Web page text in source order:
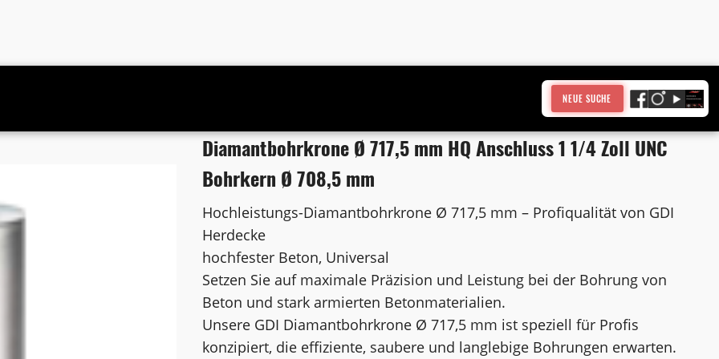
NEUE SUCHE
1 1/4 Zoll UNC Bohrkern Ø 708,5 mm
Diamantbohrkrone Ø 717,5 mm HQ Anschluss 1 1/4 Zoll UNC
Bohrkern Ø 708,5 mm
Hochleistungs-Diamantbohrkrone Ø 717,5 mm – Profiqualität von GDI
Herdecke
hochfester Beton, Universal
Setzen Sie auf maximale Präzision und Leistung bei der Bohrung von
Beton und stark armierten Betonmaterialien.
Unsere GDI Diamantbohrkrone Ø 717,5 mm ist speziell für Profis
konzipiert, die effiziente, saubere und langlebige Bohrungen erwarten.